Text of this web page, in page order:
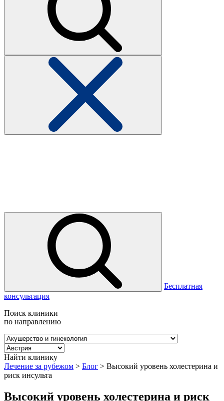
Бесплатная
консультация
Поиск клиники
по направлению
Найти клинику
Лечение за рубежом > Блог > Высокий уровень холестерина и
риск инсульта
Высокий уровень холестерина и риск